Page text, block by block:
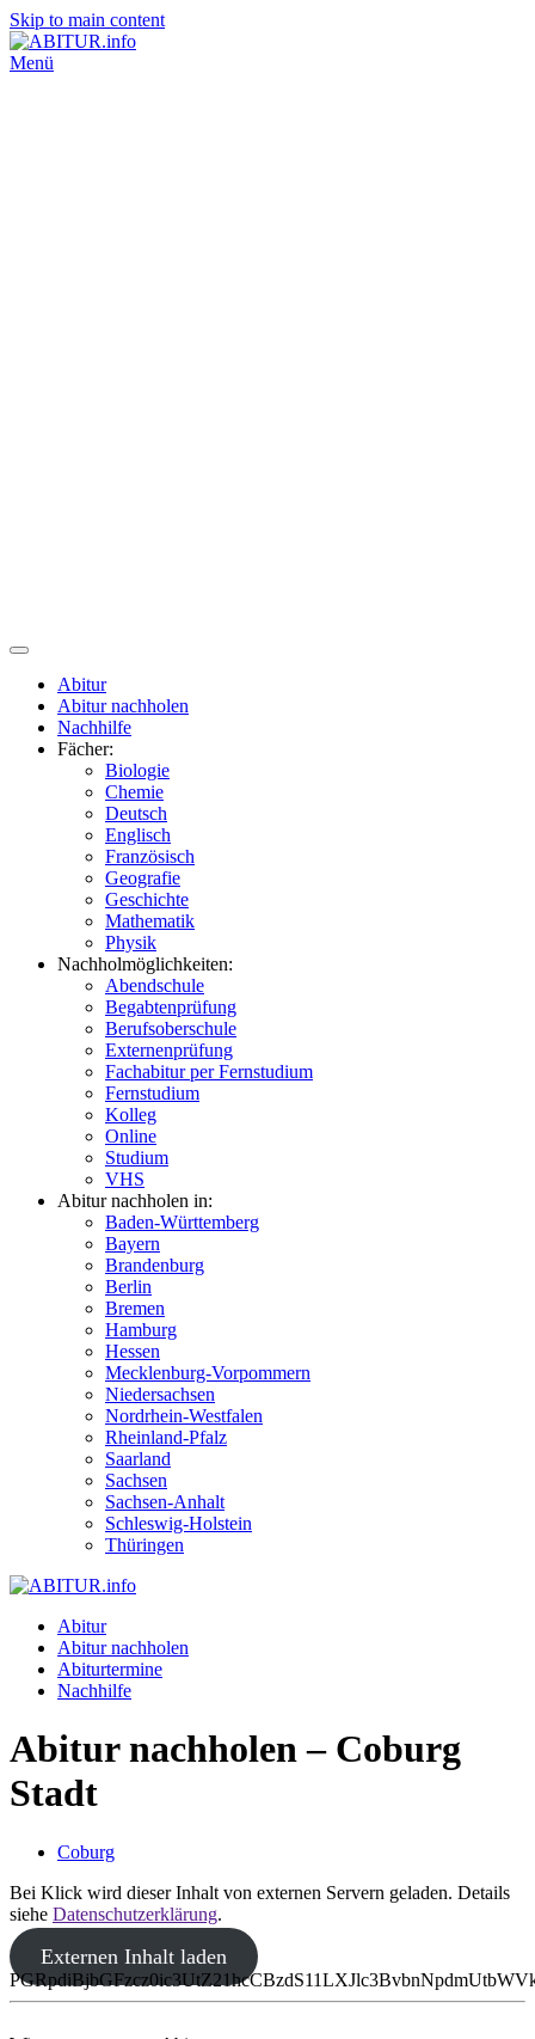
Skip to main content
Menü
Abitur
Abitur nachholen
Nachhilfe
Fächer:
Biologie
Chemie
Deutsch
Englisch
Französisch
Geografie
Geschichte
Mathematik
Physik
Nachholmöglichkeiten:
Abendschule
Begabtenprüfung
Berufsoberschule
Externenprüfung
Fachabitur per Fernstudium
Fernstudium
Kolleg
Online
Studium
VHS
Abitur nachholen in:
Baden-Württemberg
Bayern
Brandenburg
Berlin
Bremen
Hamburg
Hessen
Mecklenburg-Vorpommern
Niedersachsen
Nordrhein-Westfalen
Rheinland-Pfalz
Saarland
Sachsen
Sachsen-Anhalt
Schleswig-Holstein
Thüringen
Abitur
Abitur nachholen
Abiturtermine
Nachhilfe
Abitur nachholen – Coburg
Stadt
Coburg
Bei Klick wird dieser Inhalt von externen Servern geladen. Details
siehe Datenschutzerklärung.
Externen Inhalt laden